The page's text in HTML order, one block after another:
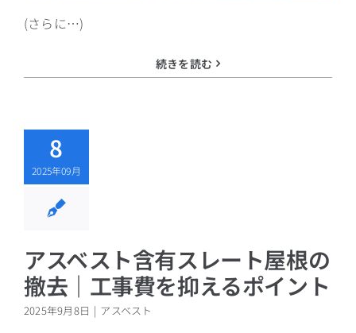
(さらに…)
続きを読む
8
2025年09月
アスベスト含有スレート屋根の
撤去｜工事費を抑えるポイント
2025年9月8日 | アスベスト